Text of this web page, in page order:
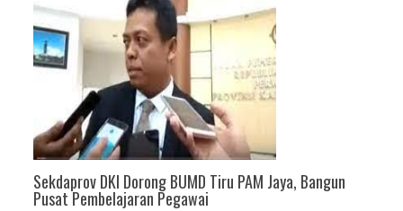
Sekdaprov DKI Dorong BUMD Tiru PAM Jaya, Bangun
Pusat Pembelajaran Pegawai